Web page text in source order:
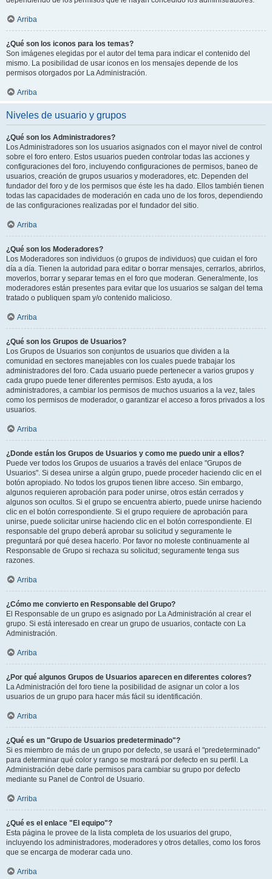
Arriba
¿Qué son los iconos para los temas?
Son imágenes elegidas por el autor del tema para indicar el contenido del
mismo. La posibilidad de usar iconos en los mensajes depende de los
permisos otorgados por La Administración.
Arriba
Niveles de usuario y grupos
¿Qué son los Administradores?
Los Administradores son los usuarios asignados con el mayor nivel de control
sobre el foro entero. Estos usuarios pueden controlar todas las acciones y
configuraciones del foro, incluyendo configuraciones de permisos, baneo de
usuarios, creación de grupos usuarios y moderadores, etc. Dependen del
fundador del foro y de los permisos que éste les ha dado. Ellos también tienen
todas las capacidades de moderación en cada uno de los foros, dependiendo
de las configuraciones realizadas por el fundador del sitio.
Arriba
¿Qué son los Moderadores?
Los Moderadores son individuos (o grupos de individuos) que cuidan el foro
día a día. Tienen la autoridad para editar o borrar mensajes, cerrarlos, abrirlos,
moverlos, borrar y separar temas en el foro que moderan. Generalmente, los
moderadores están presentes para evitar que los usuarios se salgan del tema
tratado o publiquen spam y/o contenido malicioso.
Arriba
¿Qué son los Grupos de Usuarios?
Los Grupos de Usuarios son conjuntos de usuarios que dividen a la
comunidad en sectores manejables con los cuales puede trabajar los
administradores del foro. Cada usuario puede pertenecer a varios grupos y
cada grupo puede tener diferentes permisos. Esto ayuda, a los
administradores, a cambiar los permisos de muchos usuarios a la vez, tales
como los permisos de moderador, o garantizar el acceso a foros privados a los
usuarios.
Arriba
¿Donde están los Grupos de Usuarios y como me puedo unir a ellos?
Puede ver todos los Grupos de usuarios a través del enlace "Grupos de
Usuarios". Si desea unirse a algún grupo, puede proceder haciendo clic en el
botón apropiado. No todos los grupos tienen libre acceso. Sin embargo,
algunos requieren aprobación para poder unirse, otros están cerrados y
algunos son ocultos. Si el grupo se encuentra abierto, puede unirse haciendo
clic en el botón correspondiente. Si el grupo requiere de aprobación para
unirse, puede solicitar unirse haciendo clic en el botón correspondiente. El
responsable del grupo deberá aprobar su solicitud y seguramente le
preguntará por qué desea hacerlo. Por favor no moleste continuamente al
Responsable de Grupo si rechaza su solicitud; seguramente tenga sus
razones.
Arriba
¿Cómo me convierto en Responsable del Grupo?
El Responsable de un grupo es asignado por La Administración al crear el
grupo. Si está interesado en crear un grupo de usuarios, contacte con La
Administración.
Arriba
¿Por qué algunos Grupos de Usuarios aparecen en diferentes colores?
La Administración del foro tiene la posibilidad de asignar un color a los
usuarios de un grupo para hacer más fácil su identificación.
Arriba
¿Qué es un "Grupo de Usuarios predeterminado"?
Si es miembro de más de un grupo por defecto, se usará el "predeterminado"
para determinar qué color y rango se mostrará por defecto en su perfil. La
Administración debe darle permisos para cambiar su grupo por defecto
mediante su Panel de Control de Usuario.
Arriba
¿Qué es el enlace "El equipo"?
Esta página le provee de la lista completa de los usuarios del grupo,
incluyendo los administradores, moderadores y otros detalles, como los foros
que se encarga de moderar cada uno.
Arriba